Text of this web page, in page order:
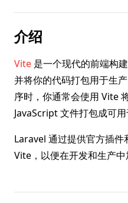
介绍
Vite 是一个现代的前端构
并将你的代码打包用于生
序时，你通常会使用 Vite
JavaScript 文件打包成可用
Laravel 通过提供官方插
Vite，以便在开发和生产中